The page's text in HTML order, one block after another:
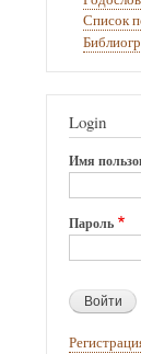
Список
Login
Имя
Пароль